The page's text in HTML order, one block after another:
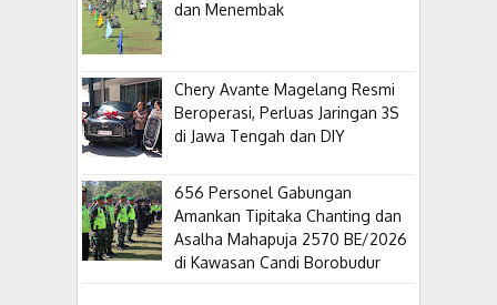
dan Menembak
​Chery Avante Magelang Resmi
Beroperasi, Perluas Jaringan 3S
di Jawa Tengah dan DIY
656 Personel Gabungan
Amankan Tipitaka Chanting dan
Asalha Mahapuja 2570 BE/2026
di Kawasan Candi Borobudur